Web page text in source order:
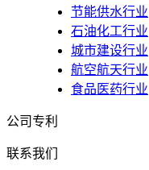
节能供水行业
石油化工行业
城市建设行业
航空航天行业
食品医药行业
公司专利
联系我们